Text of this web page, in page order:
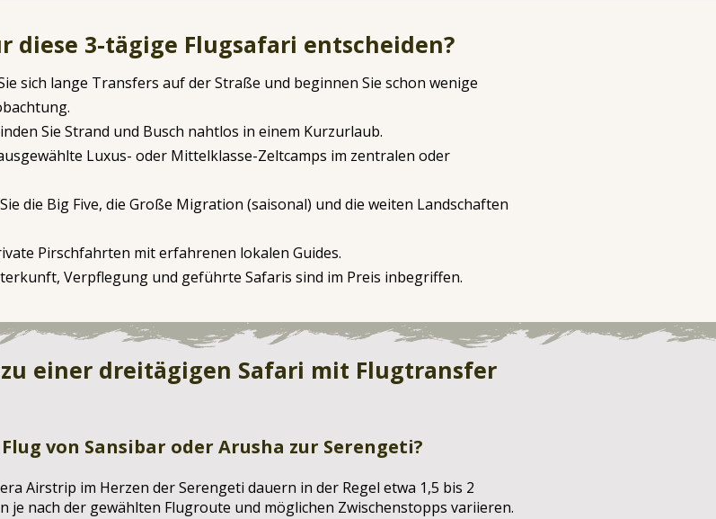
diese 3-tägige Flugsafari entscheiden?
sich lange Transfers auf der Straße und beginnen Sie schon wenige
Sie Strand und Busch nahtlos in einem Kurzurlaub.
Luxus- oder Mittelklasse-Zeltcamps im zentralen oder
die Big Five, die Große Migration (saisonal) und die weiten Landschaften
Pirschfahrten mit erfahrenen lokalen Guides.
Verpflegung und geführte Safaris sind im Preis inbegriffen.
einer dreitägigen Safari mit Flugtransfer
von Sansibar oder Arusha zur Serengeti?
Airstrip im Herzen der Serengeti dauern in der Regel etwa 1,5 bis 2
je nach der gewählten Flugroute und möglichen Zwischenstopps variieren.